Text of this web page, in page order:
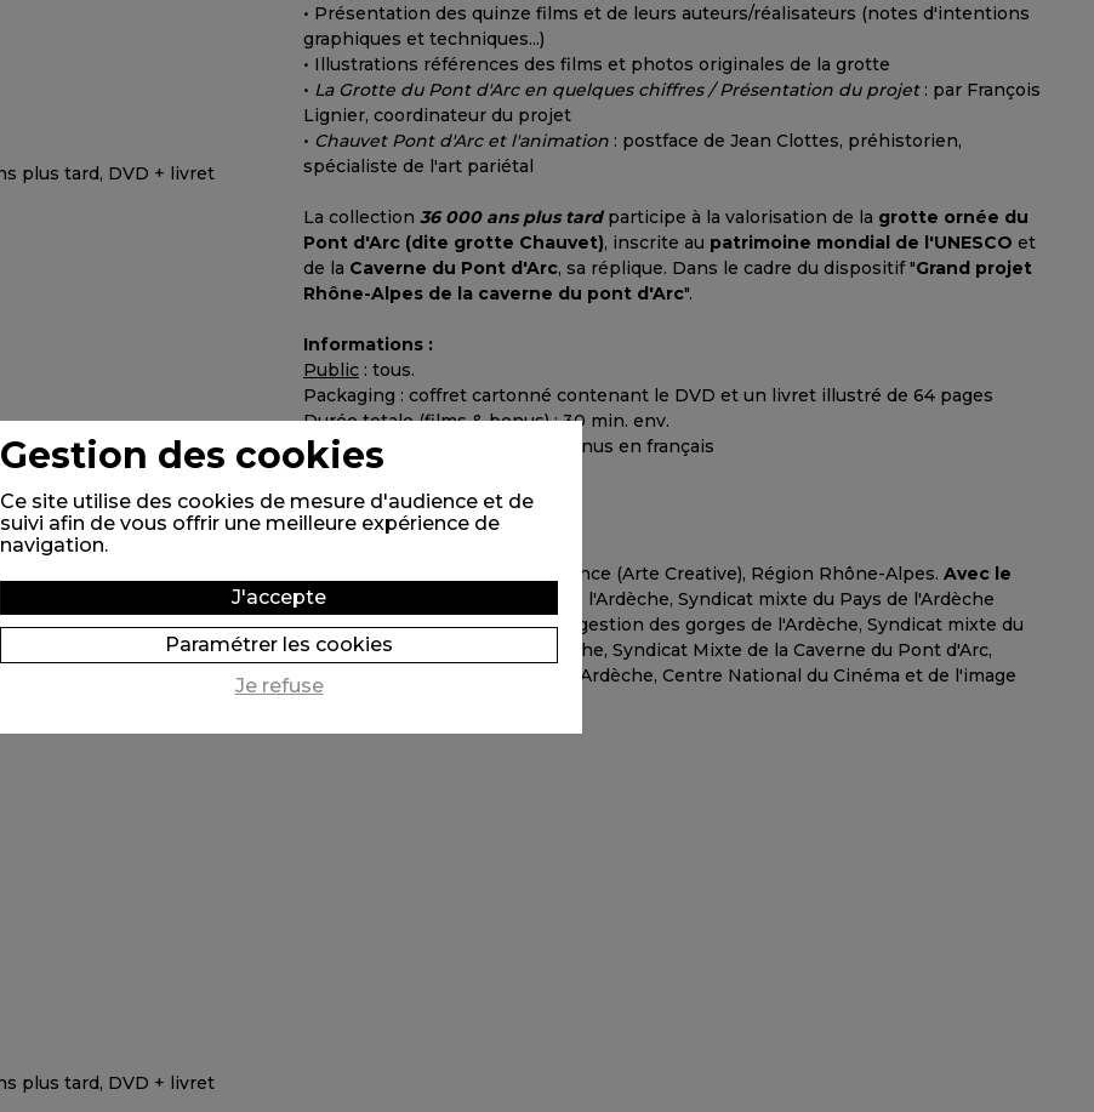
• Présentation des quinze films et de leurs auteurs/réalisateurs (notes d'intentions
graphiques et techniques...)
• Illustrations références des films et photos originales de la grotte
• La Grotte du Pont d'Arc en quelques chiffres / Présentation du projet: par François
Lignier, coordinateur du projet
• Chauvet Pont d'Arc et l'animation : postface de Jean Clottes, préhistorien,
spécialiste de l'art pariétal
La collection 36 000 ans plus tardparticipe à la valorisation de la grotte ornée du
Pont d'Arc (dite grotte Chauvet), inscrite au patrimoine mondial de l'UNESCO et
de la Caverne du Pont d'Arc, sa réplique. Dans le cadre du dispositif "Grand projet
Rhône-Alpes de la caverne du pont d'Arc".
Informations :
Public : tous.
Packaging : coffret cartonné contenant le DVD et un livret illustré de 64 pages
Durée totale (films & bonus) : 30 min. env.
Langue : films sans dialogue, bonus en français
Audio : 5.1, compatible stereo
DVD PAL, toutes zones.
: Folimage, Arte France (Arte Creative), Région Rhône-Alpes. Avec le
soutien de :
Conseil Général de l'Ardèche, Syndicat mixte du Pays de l'Ardèche
Méridionale, Syndicat mixte de gestion des gorges de l'Ardèche, Syndicat mixte du
Parc Naturel des Monts d'Ardèche, Syndicat Mixte de la Caverne du Pont d'Arc,
Caisse d'Épargne Loire-Drôme-Ardèche, Centre National du Cinéma et de l'image
animée.
Gestion des cookies
Ce site utilise des cookies de mesure d'audience et de
suivi afin de vous offrir une meilleure expérience de
navigation.
J'accepte
Paramétrer les cookies
Je refuse